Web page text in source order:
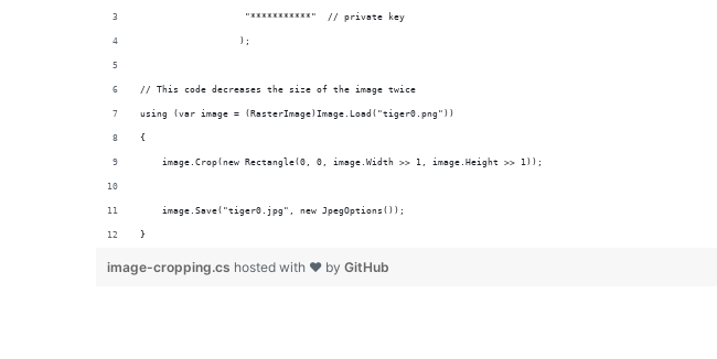
                   "***********"  // private key
                  );
// This code decreases the size of the image twice
using (var image = (RasterImage)Image.Load("tiger0.png"))
{
    image.Crop(new Rectangle(0, 0, image.Width >> 1, image.Height >> 1));
    image.Save("tiger0.jpg", new JpegOptions());
}
image-cropping.cs hosted with ❤ by GitHub